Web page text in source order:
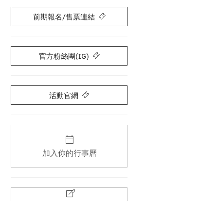
前期報名/售票連結
加入你的行事曆